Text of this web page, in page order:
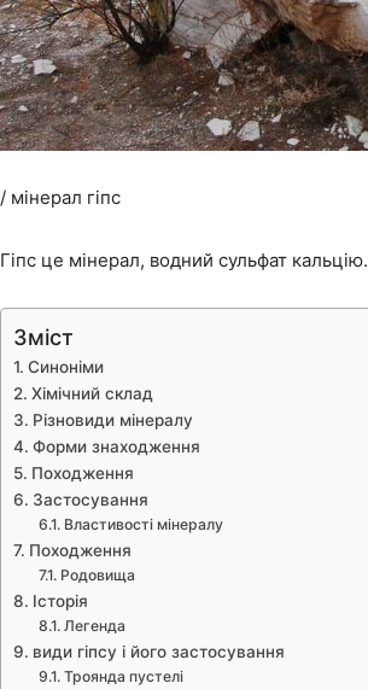
/ мінерал гіпс
Гіпс це мінерал, водний сульфат кальцію.
Зміст
Синоніми
Хімічний склад
Різновиди мінералу
Форми знаходження
Походження
Застосування
Властивості мінералу
Походження
Родовища
Історія
Легенда
види гіпсу і його застосування
Троянда пустелі